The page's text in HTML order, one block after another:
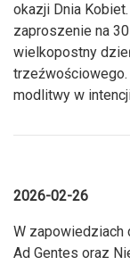
okazji Dnia
zaproszenie na
wielkopostny
modlitwy w
2026-02-26
W zapowiedziach
Ad Gentes oraz